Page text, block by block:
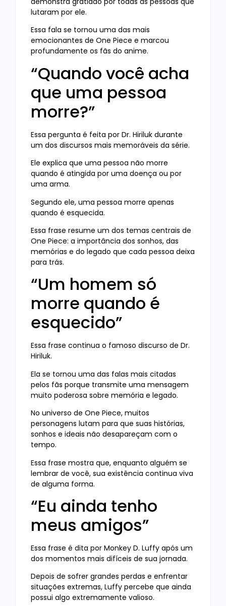
lutaram por ele.
Essa fala se tornou uma das mais
emocionantes de One Piece e marcou
profundamente os fãs do anime.
“Quando você acha
que uma pessoa
morre?”
Essa pergunta é feita por Dr. Hiriluk durante
um dos discursos mais memoráveis da série.
Ele explica que uma pessoa não morre
quando é atingida por uma doença ou por
uma arma.
Segundo ele, uma pessoa morre apenas
quando é esquecida.
Essa frase resume um dos temas centrais de
One Piece: a importância dos sonhos, das
memórias e do legado que cada pessoa deixa
para trás.
“Um homem só
morre quando é
esquecido”
Essa frase continua o famoso discurso de Dr.
Hiriluk.
Ela se tornou uma das falas mais citadas
pelos fãs porque transmite uma mensagem
muito poderosa sobre memória e legado.
No universo de One Piece, muitos
personagens lutam para que suas histórias,
sonhos e ideais não desapareçam com o
tempo.
Essa frase mostra que, enquanto alguém se
lembrar de você, sua existência continua viva
de alguma forma.
“Eu ainda tenho
meus amigos”
Essa frase é dita por Monkey D. Luffy após um
dos momentos mais difíceis de sua jornada.
Depois de sofrer grandes perdas e enfrentar
situações extremas, Luffy percebe que ainda
possui algo extremamente valioso.